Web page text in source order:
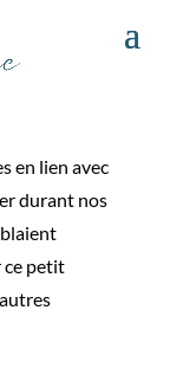
en lien avec
durant nos
ce petit